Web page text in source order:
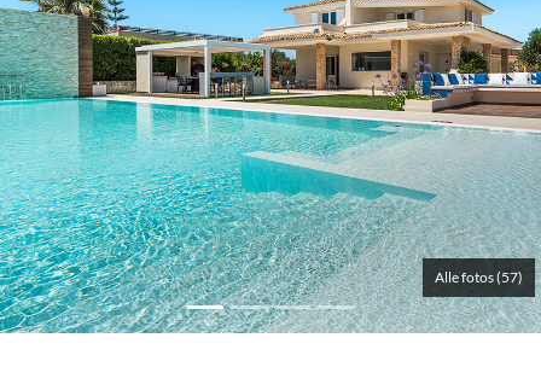
Alle fotos (57)